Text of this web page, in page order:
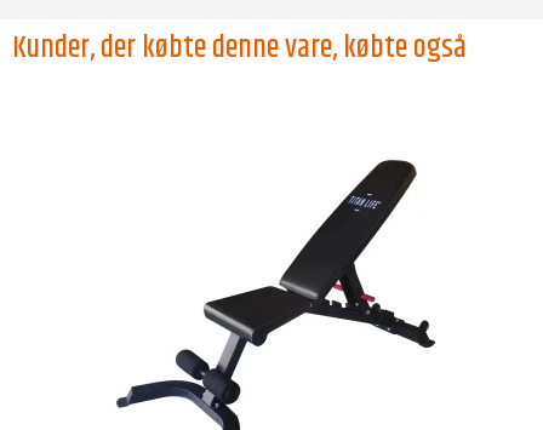
Kunder, der købte denne vare, købte også